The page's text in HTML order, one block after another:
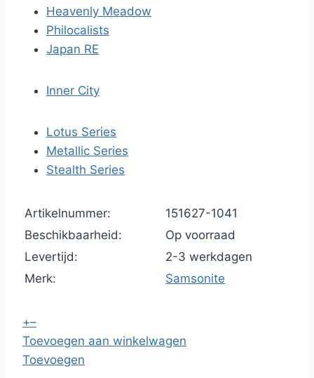
Heavenly Meadow
Philocalists
Japan RE
Inner City
Lotus Series
Metallic Series
Stealth Series
Artikelnummer:
151627-1041
Beschikbaarheid:
Op voorraad
Levertijd:
2-3 werkdagen
Merk:
Samsonite
+–
Toevoegen aan winkelwagen
Toevoegen